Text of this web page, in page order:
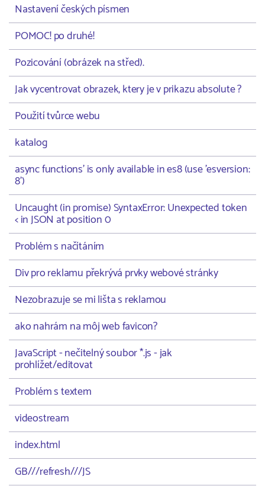
Nastavení českých písmen
POMOC! po druhé!
Pozicování (obrázek na střed).
Jak vycentrovat obrazek, ktery je v prikazu absolute ?
Použití tvůrce webu
katalog
async functions' is only available in es8 (use 'esversion:
8')
Uncaught (in promise) SyntaxError: Unexpected token
< in JSON at position 0
Problém s načítáním
Div pro reklamu překrývá prvky webové stránky
Nezobrazuje se mi lišta s reklamou
ako nahrám na môj web favicon?
JavaScript - nečitelný soubor *.js - jak
prohlížet/editovat
Problém s textem
videostream
index.html
GB///refresh///JS